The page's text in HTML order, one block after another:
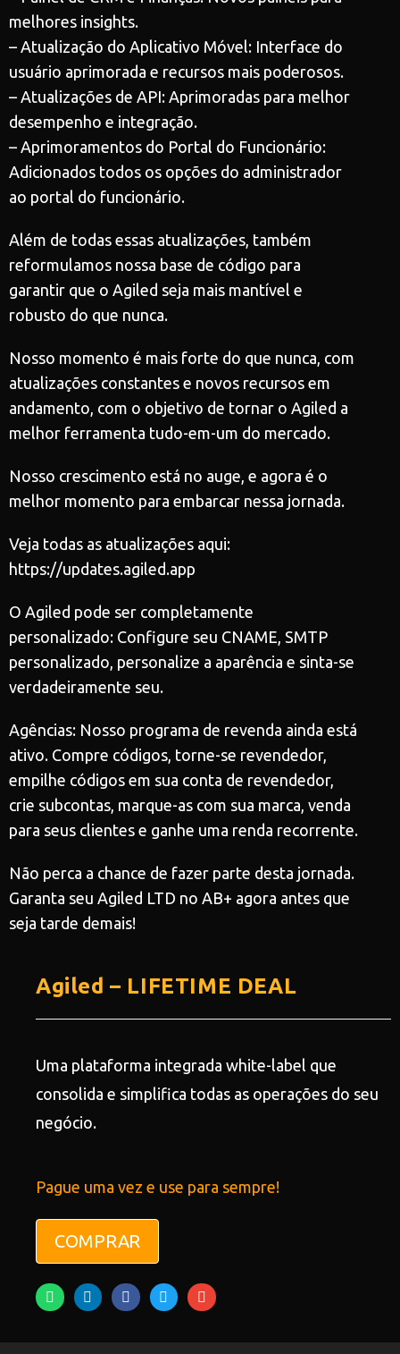
melhores insights.
– Atualização do Aplicativo Móvel: Interface do
usuário aprimorada e recursos mais poderosos.
– Atualizações de API: Aprimoradas para melhor
desempenho e integração.
– Aprimoramentos do Portal do Funcionário:
Adicionados todos os opções do administrador
ao portal do funcionário.
Além de todas essas atualizações, também
reformulamos nossa base de código para
garantir que o Agiled seja mais mantível e
robusto do que nunca.
Nosso momento é mais forte do que nunca, com
atualizações constantes e novos recursos em
andamento, com o objetivo de tornar o Agiled a
melhor ferramenta tudo-em-um do mercado.
Nosso crescimento está no auge, e agora é o
melhor momento para embarcar nessa jornada.
Veja todas as atualizações aqui:
https://updates.agiled.app
O Agiled pode ser completamente
personalizado: Configure seu CNAME, SMTP
personalizado, personalize a aparência e sinta-se
verdadeiramente seu.
Agências: Nosso programa de revenda ainda está
ativo. Compre códigos, torne-se revendedor,
empilhe códigos em sua conta de revendedor,
crie subcontas, marque-as com sua marca, venda
para seus clientes e ganhe uma renda recorrente.
Não perca a chance de fazer parte desta jornada.
Garanta seu Agiled LTD no AB+ agora antes que
seja tarde demais!
Agiled – LIFETIME DEAL
Uma plataforma integrada white-label que
consolida e simplifica todas as operações do seu
negócio.
Pague uma vez e use para sempre!
COMPRAR